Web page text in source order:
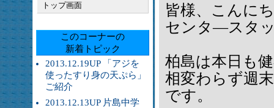
トップ画面
このコーナーの
新着トピック
2013.12.19UP 「アジを
使ったすり身の天ぷら」
ご紹介
2013.12.13UP 片島中学
皆様、こんに
センタ―スタ
柏島は本日も
相変わらず週
です。